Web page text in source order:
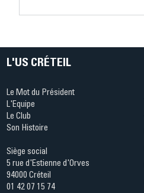
L'US CRÉTEIL
Le Mot du Président
L'Equipe
Le Club
Son Histoire
Siège social
5 rue d'Estienne d'Orves
94000 Créteil
01 42 07 15 74